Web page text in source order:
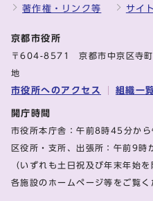
著作権・リンク等 サイ
京都市役所
〒604-8571 京都市中京区寺町
地
市役所へのアクセス 組織一
開庁時間
市役所本庁舎：午前8時45分か
区役所・支所、出張所：午前9
（いずれも土日祝及び年末年始
各施設のホームページ等をご覧く